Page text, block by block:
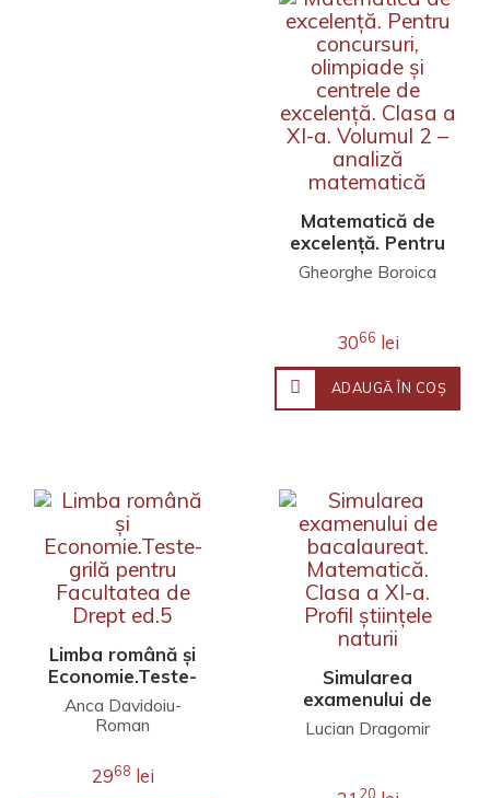
Matematică de
excelență. Pentru
concursuri,
olimpiade și
excelență. Clasa a
XI-a. Volumul 2 –
analiză
matematică
Gheorghe Boroica
3066 lei
ADAUGĂ ÎN COŞ
Limba română și
Economie.Teste-
grilă pentru
Facultatea de
Anca Davidoiu-
Roman
2968 lei
Simularea
examenului de
bacalaureat.
Matematică. Clasa
științele naturii
Lucian Dragomir
20